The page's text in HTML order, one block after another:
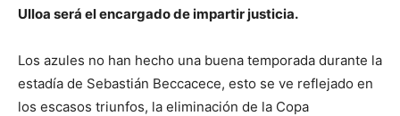
Ulloa será el encargado de impartir justicia.
Los azules no han hecho una buena temporada durante la
estadía de Sebastián Beccacece, esto se ve reflejado en
los escasos triunfos, la eliminación de la Copa